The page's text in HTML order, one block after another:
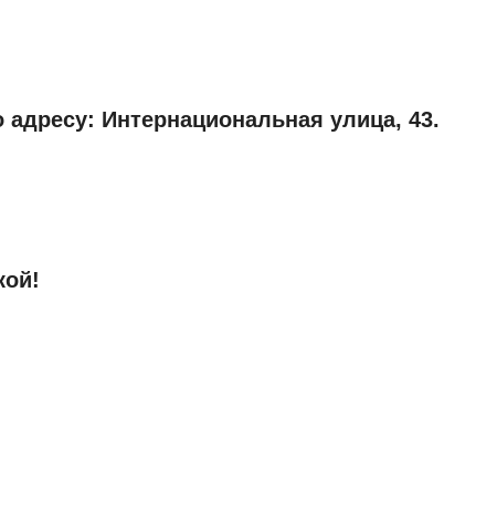
Интернациональная улица, 43.